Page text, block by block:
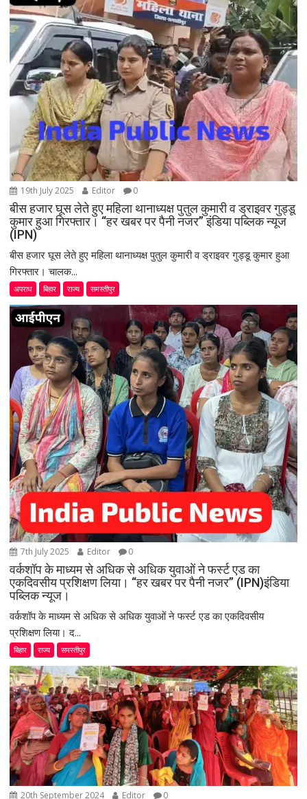
g
a
t
i
o
n
19th July 2025 Editor 0
बीस हजार घूस लेते हुए महिला थानाध्यक्ष पुतुल कुमारी व ड्राइवर गुड्डू
कुमार हुआ गिरफ्तार। “हर खबर पर पैनी नजर” इंडिया पब्लिक न्यूज
(IPN)
बीस हजार घूस लेते हुए महिला थानाध्यक्ष पुतुल कुमारी व ड्राइवर गुड्डू कुमार हुआ
गिरफ्तार। चालक...
अपराध बिहार राज्य समस्तीपुर
7th July 2025 Editor 0
वर्कशॉप के माध्यम से अधिक से अधिक युवाओं ने फर्स्ट एड का
एकदिवसीय प्रशिक्षण लिया। “हर खबर पर पैनी नजर” (IPN)इंडिया
पब्लिक न्यूज।
वर्कशॉप के माध्यम से अधिक से अधिक युवाओं ने फर्स्ट एड का एकदिवसीय
प्रशिक्षण लिया। द...
बिहार राज्य समस्तीपुर
20th September 2024 Editor 0